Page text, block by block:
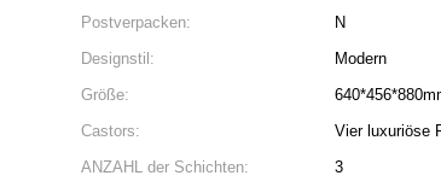
Postverpacken:
N
Designstil:
Modern
Größe:
Castors:
Vier luxuriöse
ANZAHL der Schichten:
3